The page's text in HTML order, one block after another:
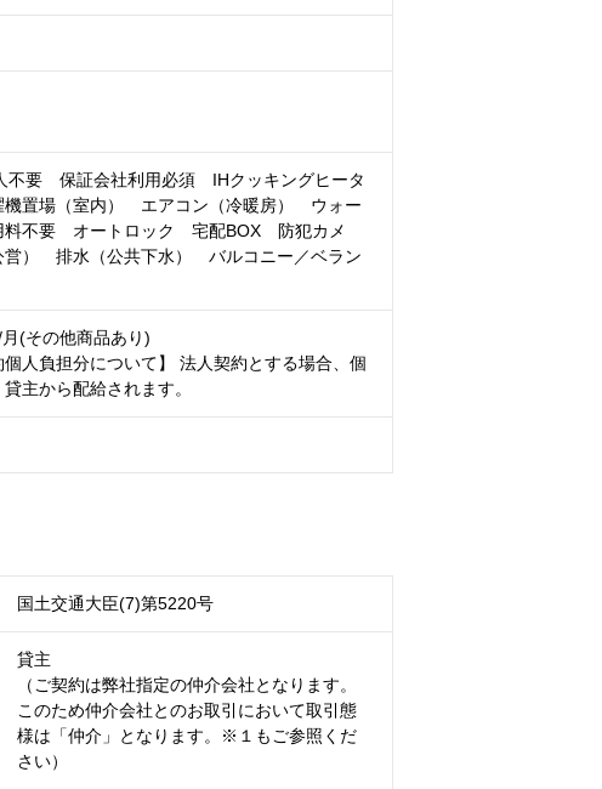
要 保証会社利用必須 IHクッキングヒータ
置場（室内） エアコン（冷暖房） ウォー
不要 オートロック 宅配BOX 防犯カメ
） 排水（公共下水） バルコニー／ベラン
(その他商品あり)
人負担分について】 法人契約とする場合、個
主から配給されます。
国土交通大臣(7)第5220号
貸主
（ご契約は弊社指定の仲介会社となります。
このため仲介会社とのお取引において取引態
様は「仲介」となります。※１もご参照くだ
さい）